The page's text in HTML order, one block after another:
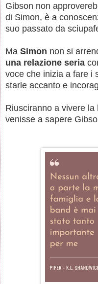
Gibson non
di Simon, è a
suo passato da
Ma Simon non si
una relazione seria
voce che inizia a fare i
starle accanto e
Riusciranno a vivere
venisse a sapere